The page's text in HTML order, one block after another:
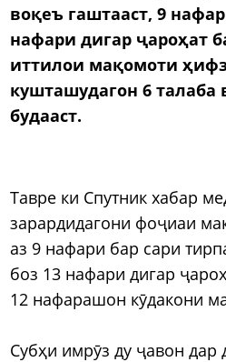
воқеъ гаштааст, 9
нафари дигар ҷароҳат
иттилои мақомоти
кушташудагон 6 талаба
будааст.
Тавре ки Спутник хабар
зарардидагони фоҷиаи
аз 9 нафари бар сари
боз 13 нафари дигар
12 нафарашон кӯдакони
Субҳи имрӯз ду ҷавон дар